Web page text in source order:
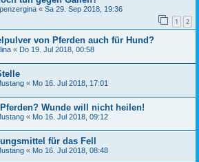
« Sa 29. Sep 2018, 19:36
1 2
von Pferden auch für Hund?
« Do 19. Jul 2018, 00:58
« Mo 16. Jul 2018, 17:01
Wunde will nicht heilen!
« Mo 16. Jul 2018, 09:12
für das Fell
« Mo 16. Jul 2018, 08:48